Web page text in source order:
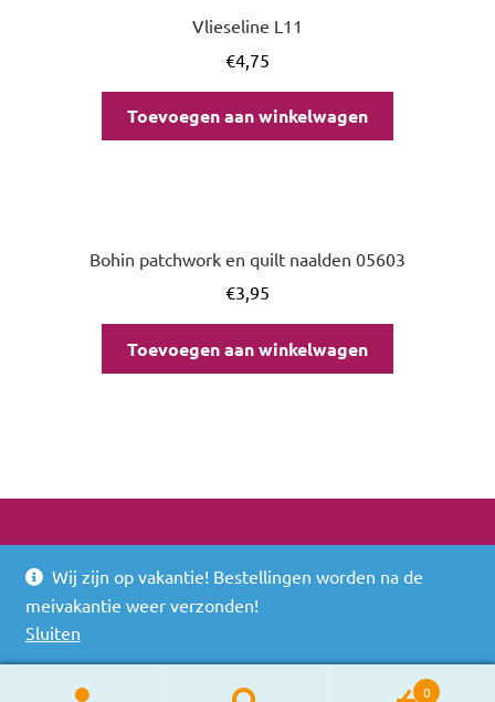
Vlieseline L11
€4,75
Toevoegen aan winkelwagen
Bohin patchwork en quilt naalden 05603
€3,95
Toevoegen aan winkelwagen
© 2026
Built with WooCommerce.
0
Wij zijn op vakantie! Bestellingen worden na de
meivakantie weer verzonden!
Sluiten